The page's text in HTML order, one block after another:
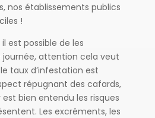
nos établissements publics
!
est possible de les
journée, attention cela veut
taux d’infestation est
répugnant des cafards,
bien entendu les risques
Les excréments, les